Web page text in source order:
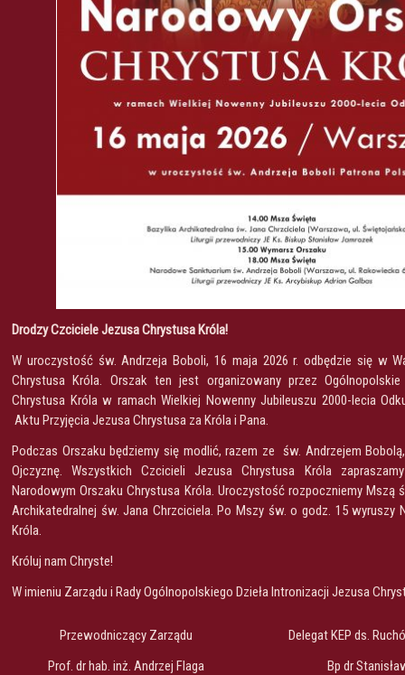
Drodzy Czciciele Jezusa Chrystusa Króla!
W uroczystość św. Andrzeja Boboli, 16 maja 2026 r. odbędzie się w
Chrystusa Króla. Orszak ten jest organizowany przez
Chrystusa Króla w ramach Wielkiej Nowenny Jubileuszu 2000-lecia
Aktu Przyjęcia Jezusa Chrystusa za Króla i Pana.
Podczas Orszaku będziemy się modlić, razem ze św. Andrzejem
Ojczyznę. Wszystkich Czcicieli Jezusa Chrystusa Króla
Narodowym Orszaku Chrystusa Króla. Uroczystość rozpoczniemy Mszą
Archikatedralnej św. Jana Chrzciciela. Po Mszy św. o godz. 15 wyruszy
Króla.
Króluj nam Chryste!
W imieniu Zarządu i Rady Ogólnopolskiego Dzieła Intronizacji Jezusa
Przewodniczący Zarządu
Prof. dr hab. inż. Andrzej Flaga
Delegat KEP ds.
Bp dr